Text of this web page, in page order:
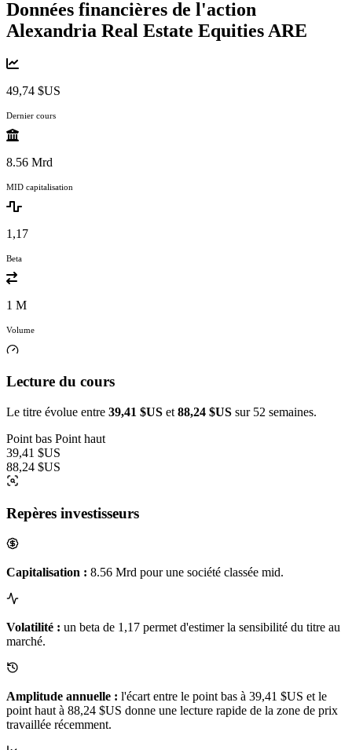
Données financières de l'action
Alexandria Real Estate Equities ARE
49,74 $US
Dernier cours
8.56 Mrd
MID capitalisation
1,17
Beta
1 M
Volume
Lecture du cours
Le titre évolue entre 39,41 $US et 88,24 $US sur 52 semaines.
Point bas Point haut
39,41 $US
88,24 $US
Repères investisseurs
Capitalisation : 8.56 Mrd pour une société classée mid.
Volatilité : un beta de 1,17 permet d'estimer la sensibilité du titre au
marché.
Amplitude annuelle : l'écart entre le point bas à 39,41 $US et le
point haut à 88,24 $US donne une lecture rapide de la zone de prix
travaillée récemment.